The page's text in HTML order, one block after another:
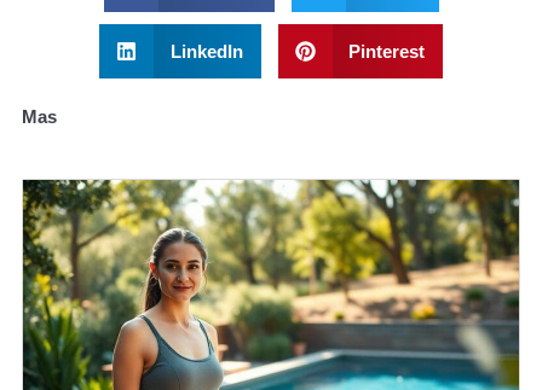
LinkedIn Pinterest
Mas